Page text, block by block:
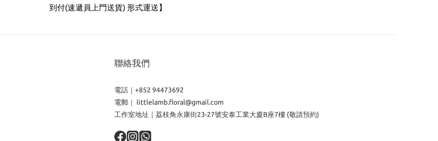
到付(速遞員上門送貨) 形式運送 】
聯絡我們
電話｜+852 94473692
電郵｜ littlelamb.floral@gmail.com
工作室地址｜荔枝角永康街23-27號安泰工業大廈B座7樓 (敬請預約)